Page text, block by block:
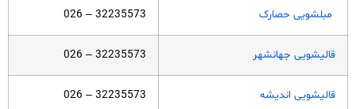
مبلشویی حصارک 32235573 – 026
قالیشویی جهانشهر 32235573 – 026
قالیشویی اندیشه 32235573 – 026